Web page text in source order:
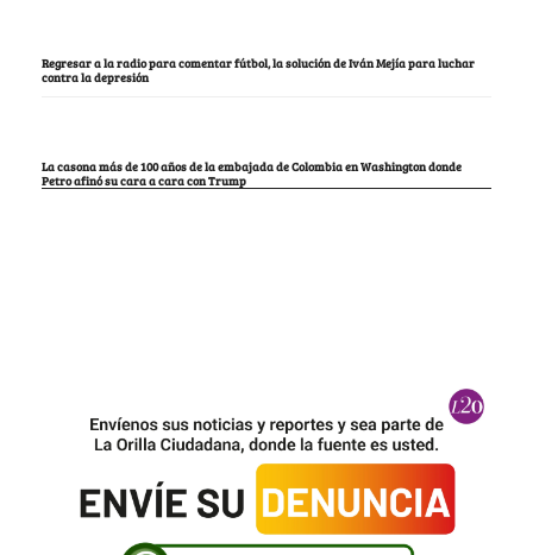
Regresar a la radio para comentar fútbol, la solución de Iván Mejía para luchar
contra la depresión
La casona más de 100 años de la embajada de Colombia en Washington donde
Petro afinó su cara a cara con Trump